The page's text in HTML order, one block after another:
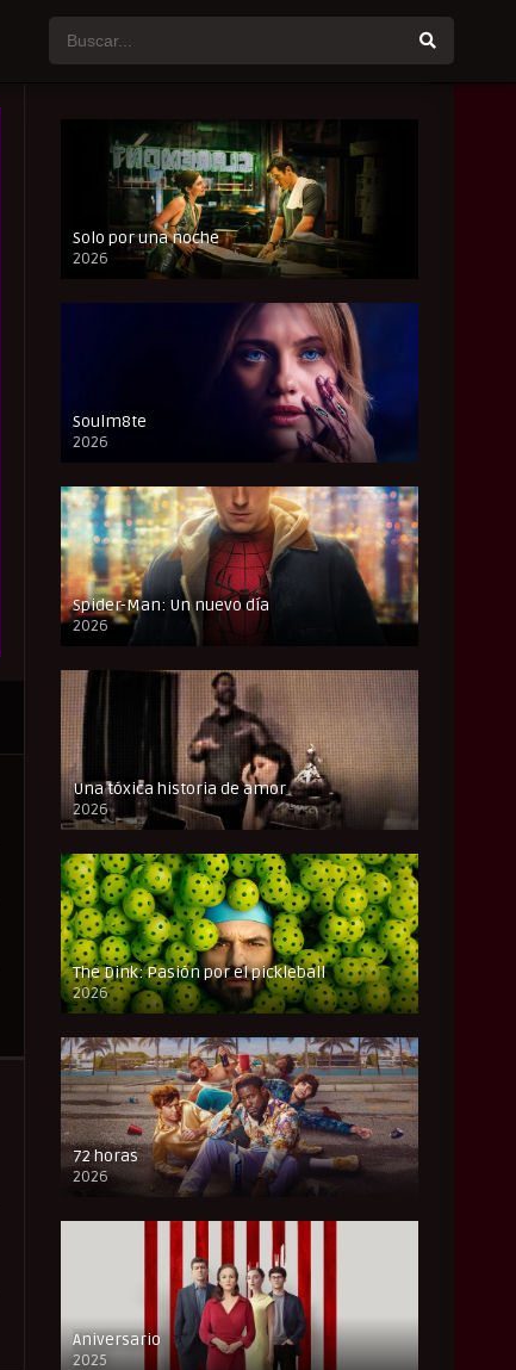
Solo por una noche
2026
CAM
Soulm8te
2026
FULL HD
Spider-Man: Un nuevo día
2026
CAM
Una tóxica historia de amor
2026
FULL HD
The Dink: Pasión por el pickleball
2026
FULL HD
72 horas
2026
FULL HD
Aniversario
2025